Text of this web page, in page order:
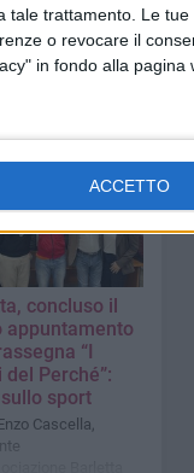
tale trattamento. Le
o revocare il
in fondo alla pagina
ACCETTO
concluso il
appuntamento
“I
del Perché”:
sport
Cascella,